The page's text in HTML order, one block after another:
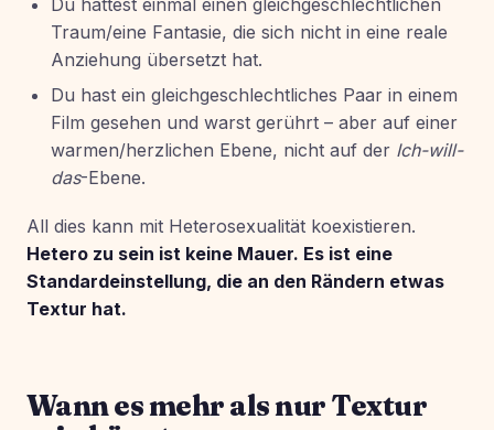
Du hattest einmal einen gleichgeschlechtlichen
Traum/eine Fantasie, die sich nicht in eine reale
Anziehung übersetzt hat.
Du hast ein gleichgeschlechtliches Paar in einem
Film gesehen und warst gerührt – aber auf einer
warmen/herzlichen Ebene, nicht auf der Ich-will-
das-Ebene.
All dies kann mit Heterosexualität koexistieren.
Hetero zu sein ist keine Mauer. Es ist eine
Standardeinstellung, die an den Rändern etwas
Textur hat.
Wann es mehr als nur Textur